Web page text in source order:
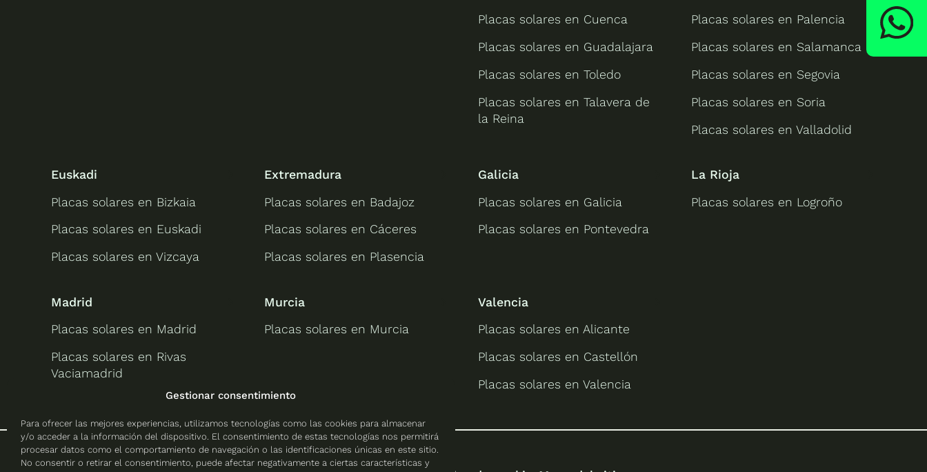
Gestionar consentimiento
Para ofrecer las mejores experiencias, utilizamos tecnologías como las cookies para almacenar
y/o acceder a la información del dispositivo. El consentimiento de estas tecnologías nos permitirá
procesar datos como el comportamiento de navegación o las identificaciones únicas en este sitio.
No consentir o retirar el consentimiento, puede afectar negativamente a ciertas características y
Placas solares en Cuenca
Placas solares en Guadalajara
Placas solares en Toledo
Placas solares en Talavera de
la Reina
Placas solares en Palencia
Placas solares en Salamanca
Placas solares en Segovia
Placas solares en Soria
Placas solares en Valladolid
Euskadi
Placas solares en Bizkaia
Placas solares en Euskadi
Placas solares en Vizcaya
Extremadura
Placas solares en Badajoz
Placas solares en Cáceres
Placas solares en Plasencia
Galicia
Placas solares en Galicia
Placas solares en Pontevedra
La Rioja
Placas solares en Logroño
Madrid
Placas solares en Madrid
Placas solares en Rivas
Vaciamadrid
Murcia
Placas solares en Murcia
Valencia
Placas solares en Alicante
Placas solares en Castellón
Placas solares en Valencia